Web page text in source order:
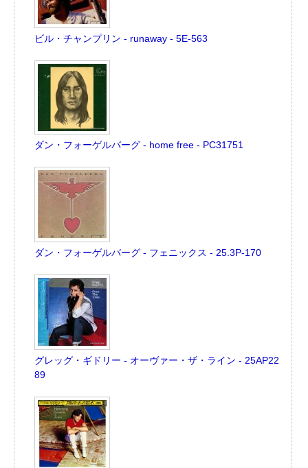
ビル・チャンプリン - runaway - 5E-563
ダン・フォーゲルバーグ - home free - PC31751
ダン・フォーゲルバーグ - フェニックス - 25.3P-170
グレッグ・ギドリー - オーヴァー・ザ・ライン - 25AP22
89